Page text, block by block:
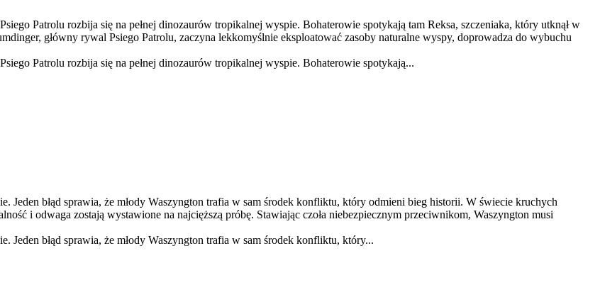
Patrolu rozbija się na pełnej dinozaurów tropikalnej wyspie. Bohaterowie spotykają tam Reksa, szczeniaka, który utknął w
główny rywal Psiego Patrolu, zaczyna lekkomyślnie eksploatować zasoby naturalne wyspy, doprowadza do wybuchu
Patrolu rozbija się na pełnej dinozaurów tropikalnej wyspie. Bohaterowie spotykają...
Jeden błąd sprawia, że młody Waszyngton trafia w sam środek konfliktu, który odmieni bieg historii. W świecie kruchych
i odwaga zostają wystawione na najcięższą próbę. Stawiając czoła niebezpiecznym przeciwnikom, Waszyngton musi
Jeden błąd sprawia, że młody Waszyngton trafia w sam środek konfliktu, który...